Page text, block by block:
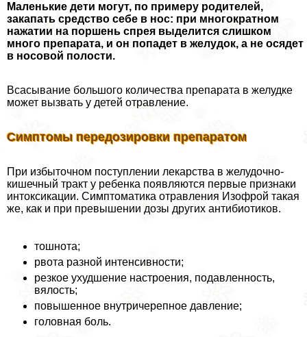
Маленькие дети могут, по примеру родителей,
закапать средство себе в нос: при многократном
нажатии на поршень спрея выделится слишком
много препарата, и он попадет в желудок, а не осядет
в носовой полости.
Всасывание большого количества препарата в желудке
может вызвать у детей отравление.
Симптомы передозировки препаратом
При избыточном поступлении лекарства в желудочно-
кишечный тpaкт у ребенка появляются первые признаки
интоксикации. Симптоматика отравления Изофрой такая
же, как и при превышении дозы других антибиотиков.
тошнота;
рвота разной интенсивности;
резкое ухудшение настроения, подавленность,
вялость;
повышенное внутричерепное давление;
головная боль.